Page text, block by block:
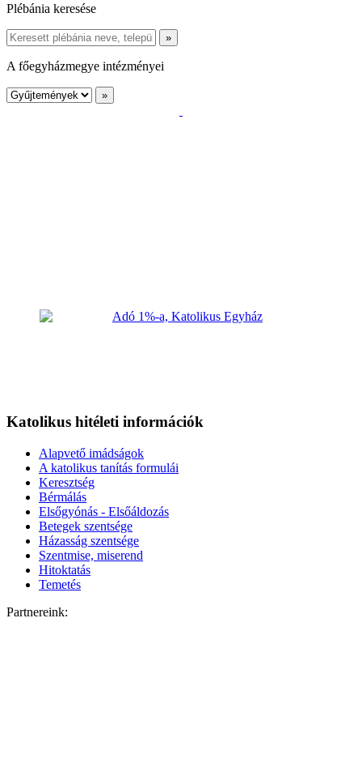
Plébánia keresése
A főegyházmegye intézményei
Katolikus hitéleti információk
Alapvető imádságok
A katolikus tanítás formulái
Keresztség
Bérmálás
Elsőgyónás - Elsőáldozás
Betegek szentsége
Házasság szentsége
Szentmise, miserend
Hitoktatás
Temetés
Partnereink: